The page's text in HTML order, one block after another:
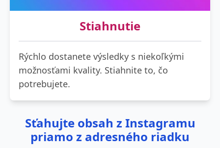
Stiahnutie
Rýchlo dostanete výsledky s niekoľkými
možnosťami kvality. Stiahnite to, čo
potrebujete.
Sťahujte obsah z Instagramu
priamo z adresného riadku